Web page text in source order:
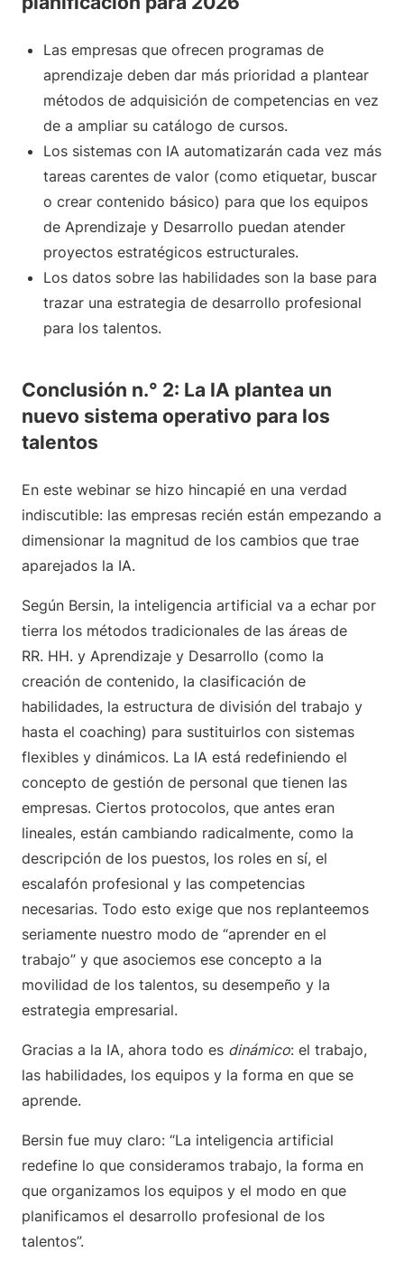
Las empresas que ofrecen programas de
aprendizaje deben dar más prioridad a plantear
métodos de adquisición de competencias en vez
de a ampliar su catálogo de cursos.
Los sistemas con IA automatizarán cada vez más
tareas carentes de valor (como etiquetar, buscar
o crear contenido básico) para que los equipos
de Aprendizaje y Desarrollo puedan atender
proyectos estratégicos estructurales.
Los datos sobre las habilidades son la base para
trazar una estrategia de desarrollo profesional
para los talentos.
Conclusión n.° 2: La IA plantea un
nuevo sistema operativo para los
talentos
En este webinar se hizo hincapié en una verdad
indiscutible: las empresas recién están empezando a
dimensionar la magnitud de los cambios que trae
aparejados la IA.
Según Bersin, la inteligencia artificial va a echar por
tierra los métodos tradicionales de las áreas de
RR. HH. y Aprendizaje y Desarrollo (como la
creación de contenido, la clasificación de
habilidades, la estructura de división del trabajo y
hasta el coaching) para sustituirlos con sistemas
flexibles y dinámicos. La IA está redefiniendo el
concepto de gestión de personal que tienen las
empresas. Ciertos protocolos, que antes eran
lineales, están cambiando radicalmente, como la
descripción de los puestos, los roles en sí, el
escalafón profesional y las competencias
necesarias. Todo esto exige que nos replanteemos
seriamente nuestro modo de “aprender en el
trabajo” y que asociemos ese concepto a la
movilidad de los talentos, su desempeño y la
estrategia empresarial.
Gracias a la IA, ahora todo es dinámico: el trabajo,
las habilidades, los equipos y la forma en que se
aprende.
Bersin fue muy claro: “La inteligencia artificial
redefine lo que consideramos trabajo, la forma en
que organizamos los equipos y el modo en que
planificamos el desarrollo profesional de los
talentos”.